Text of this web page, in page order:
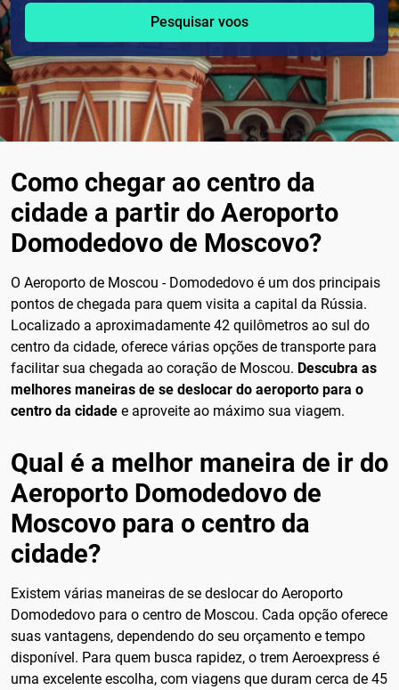
Pesquisar voos
Como chegar ao centro da
cidade a partir do Aeroporto
Domodedovo de Moscovo?
O Aeroporto de Moscou - Domodedovo é um dos principais
pontos de chegada para quem visita a capital da Rússia.
Localizado a aproximadamente 42 quilômetros ao sul do
centro da cidade, oferece várias opções de transporte para
facilitar sua chegada ao coração de Moscou. Descubra as
melhores maneiras de se deslocar do aeroporto para o
centro da cidade e aproveite ao máximo sua viagem.
Qual é a melhor maneira de ir do
Aeroporto Domodedovo de
Moscovo para o centro da
cidade?
Existem várias maneiras de se deslocar do Aeroporto
Domodedovo para o centro de Moscou. Cada opção oferece
suas vantagens, dependendo do seu orçamento e tempo
disponível. Para quem busca rapidez, o trem Aeroexpress é
uma excelente escolha, com viagens que duram cerca de 45